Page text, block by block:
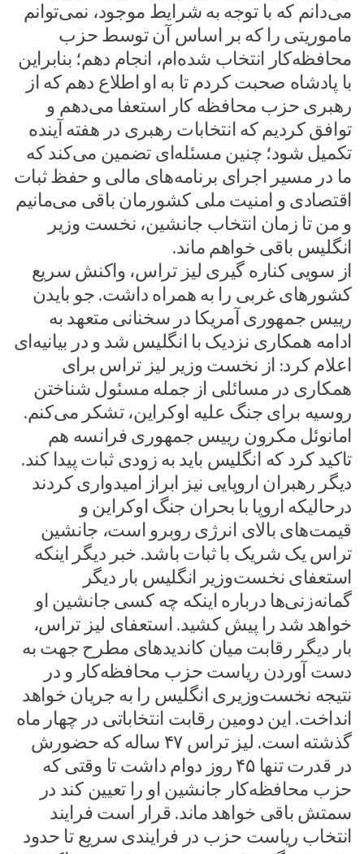
می‌دانم که با توجه به شرایط موجود، نمی‌توانم
ماموریتی را که بر اساس آن توسط حزب
محافظه‌کار انتخاب شده‌ام، انجام دهم؛ بنابراین
با پادشاه صحبت کردم تا به او اطلاع دهم که از
رهبری حزب محافظه کار استعفا می‌دهم و
توافق کردیم که انتخابات رهبری در هفته آینده
تکمیل شود؛ چنین مسئله‌ای تضمین می‌کند که
ما در مسیر اجرای برنامه‌های مالی و حفظ ثبات
اقتصادی و امنیت ملی کشورمان باقی می‌مانیم
و من تا زمان انتخاب جانشین، نخست وزیر
انگلیس باقی خواهم ماند.
از سویی کناره گیری لیز تراس، واکنش سریع
کشورهای غربی را به همراه داشت. جو بایدن
رییس جمهوری آمریکا در سخنانی متعهد به
ادامه همکاری نزدیک با انگلیس شد و در بیانیه‌ای
اعلام کرد: از نخست وزیر لیز تراس برای
همکاری در مسائلی از جمله مسئول شناختن
روسیه برای جنگ علیه اوکراین، تشکر می‌کنم.
امانوئل مکرون رییس جمهوری فرانسه هم
تاکید کرد که انگلیس باید به زودی ثبات پیدا کند.
دیگر رهبران اروپایی نیز ابراز امیدواری کردند
درحالیکه اروپا با بحران جنگ اوکراین و
قیمت‌های بالای انرژی روبرو است، جانشین
تراس یک شریک با ثبات باشد. خبر دیگر اینکه
استعفای نخست‌وزیر انگلیس بار دیگر
گمانه‌زنی‌ها درباره اینکه چه کسی جانشین او
خواهد شد را پیش کشید. استعفای لیز تراس،
بار دیگر رقابت میان کاندیدهای مطرح جهت به
دست آوردن ریاست حزب‌ محافظه‌کار و در
نتیجه نخست‌وزیری انگلیس را به جریان خواهد
انداخت. این دومین رقابت انتخاباتی در چهار ماه
گذشته است. لیز تراس ۴۷ ساله که حضورش
در قدرت تنها ۴۵ روز دوام داشت تا وقتی که
حزب محافظه‌کار جانشین او را تعیین کند در
سمتش باقی خواهد ماند. قرار است فرایند
انتخاب ریاست حزب در فرایندی سریع تا حدود